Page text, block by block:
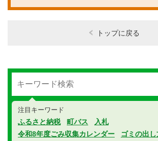
トップに戻る
注目キーワード
ふるさと納税 町バス
入札
令和8年度ごみ収集カレンダー
ゴミの出し